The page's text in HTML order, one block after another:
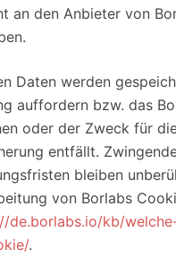
an den Anbieter von
Daten werden
auffordern bzw. das
oder der Zweck für
entfällt.
bleiben
von Borlabs
de.borlabs.io/kb/
.